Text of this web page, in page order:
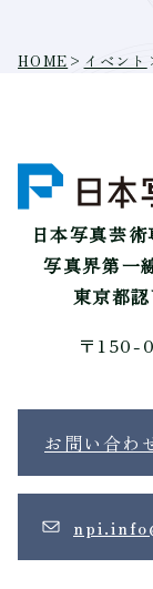
HOME > イベント
日本写真芸
写真界第一
東京都
〒150-
お問い合わ